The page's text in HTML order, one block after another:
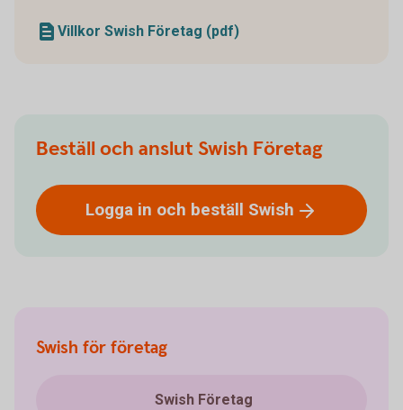
Villkor Swish Företag (pdf)
Beställ och anslut Swish Företag
Logga in och beställ Swish
Swish för företag
Swish Företag